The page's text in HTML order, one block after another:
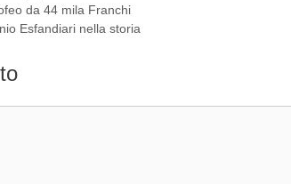
da 44 mila Franchi
Esfandiari nella storia